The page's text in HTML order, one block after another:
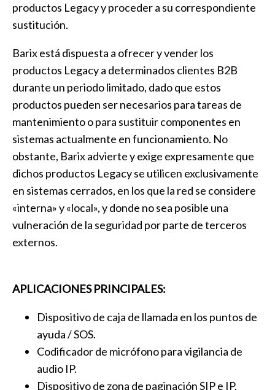
productos Legacy y proceder a su correspondiente
sustitución.
Barix está dispuesta a ofrecer y vender los
productos Legacy a determinados clientes B2B
durante un periodo limitado, dado que estos
productos pueden ser necesarios para tareas de
mantenimiento o para sustituir componentes en
sistemas actualmente en funcionamiento. No
obstante, Barix advierte y exige expresamente que
dichos productos Legacy se utilicen exclusivamente
en sistemas cerrados, en los que la red se considere
«interna» y «local», y donde no sea posible una
vulneración de la seguridad por parte de terceros
externos.
APLICACIONES PRINCIPALES:
Dispositivo de caja de llamada en los puntos de
ayuda / SOS.
Codificador de micrófono para vigilancia de
audio IP.
Dispositivo de zona de paginación SIP e IP.